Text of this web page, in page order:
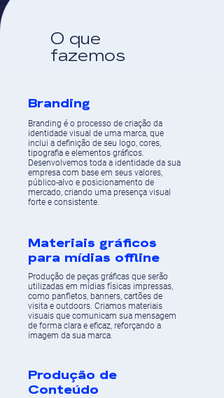
O que
fazemos
Branding
Branding é o processo de criação da
identidade visual de uma marca, que
inclui a definição de seu logo, cores,
tipografia e elementos gráficos.
Desenvolvemos toda a identidade da sua
empresa com base em seus valores,
público-alvo e posicionamento de
mercado, criando uma presença visual
forte e consistente.
Materiais gráficos
para mídias offline
Produção de peças gráficas que serão
utilizadas em mídias físicas impressas,
como panfletos, banners, cartões de
visita e outdoors. Criamos materiais
visuais que comunicam sua mensagem
de forma clara e eficaz, reforçando a
imagem da sua marca.
Produção de
Conteúdo